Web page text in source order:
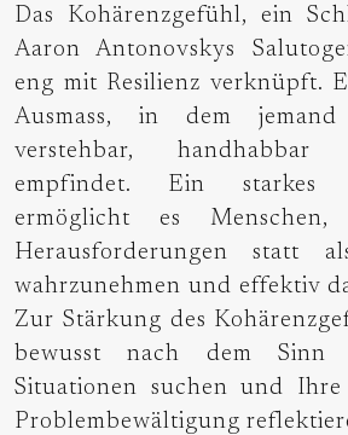
Das Kohärenzgefühl, ein
Aaron Antonovskys
eng mit Resilienz verknüpft.
Ausmass, in dem
verstehbar,
empfindet. Ein starkes
ermöglicht es Menschen,
Herausforderungen statt
wahrzunehmen und effektiv
Zur Stärkung des
bewusst nach dem Sinn
Situationen suchen und Ihre
Problembewältigung